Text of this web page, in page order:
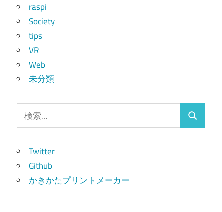
raspi
Society
tips
VR
Web
未分類
索:
検
Twitter
Github
かきかたプリントメーカー